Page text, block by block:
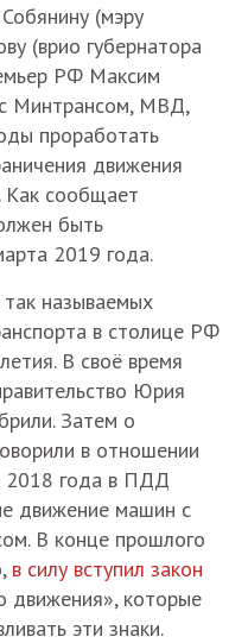
(мэру
(врио губернатора
РФ Максим
Минтрансом, МВД,
проработать
движения
Как сообщает
быть
2019 года.
называемых
в столице РФ
В своё время
Юрия
Затем о
в отношении
2018 года в ПДД
движение машин с
В конце прошлого
в силу вступил закон
движения», которые
эти знаки.